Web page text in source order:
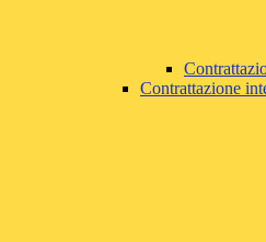
Contrattazione